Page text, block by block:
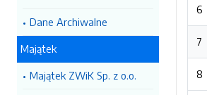
Dane Archiwalne
Majątek
Majątek ZWiK Sp. z o.o.
6
7
8